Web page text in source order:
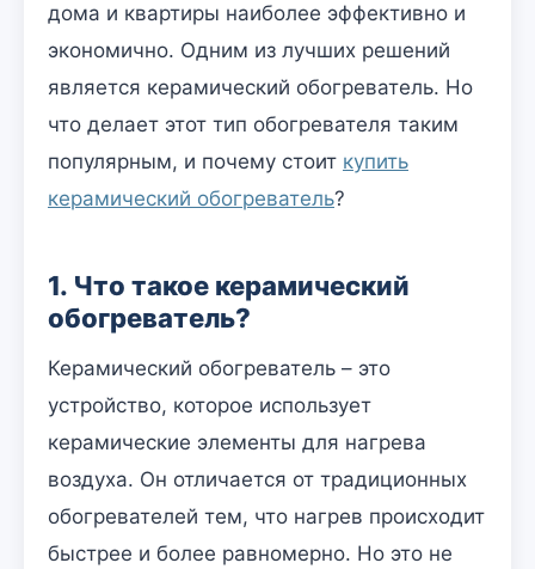
дома и квартиры наиболее эффективно и
экономично. Одним из лучших решений
является керамический обогреватель. Но
что делает этот тип обогревателя таким
популярным, и почему стоит купить
керамический обогреватель?
1. Что такое керамический
обогреватель?
Керамический обогреватель – это
устройство, которое использует
керамические элементы для нагрева
воздуха. Он отличается от традиционных
обогревателей тем, что нагрев происходит
быстрее и более равномерно. Но это не